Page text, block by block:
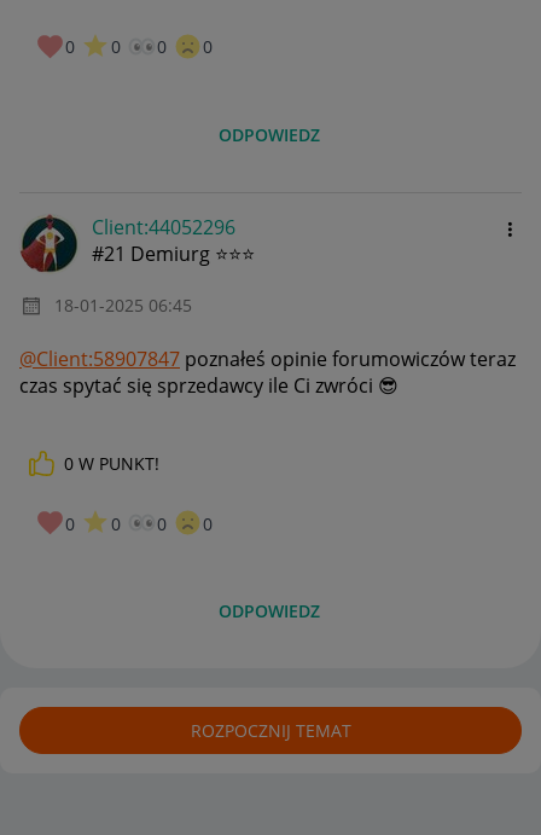
0 0 0 0
ODPOWIEDZ
Client:44052296
#21 Demiurg ⭐⭐⭐
‎18-01-2025 06:45
@Client:58907847 poznałeś opinie forumowiczów teraz
czas spytać się sprzedawcy ile Ci zwróci 😎
0 W PUNKT!
0 0 0 0
ODPOWIEDZ
ROZPOCZNIJ TEMAT